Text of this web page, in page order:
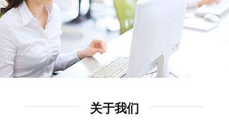
关于我们